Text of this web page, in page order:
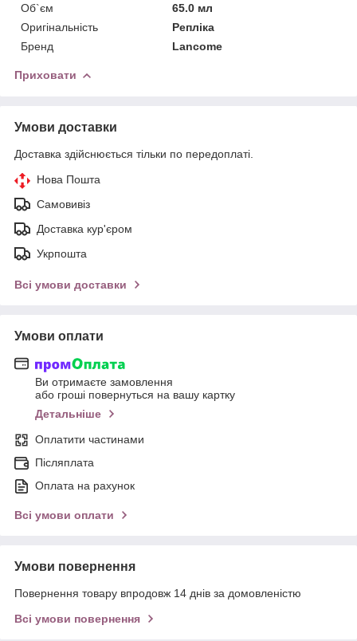
Об`єм
65.0 мл
Оригінальність
Репліка
Бренд
Lancome
Приховати
Умови доставки
Доставка здійснюється тільки по передоплаті.
Нова Пошта
Самовивіз
Доставка кур'єром
Укрпошта
Всі умови доставки
Умови оплати
Ви отримаєте замовлення
або гроші повернуться на вашу картку
Детальніше
Оплатити частинами
Післяплата
Оплата на рахунок
Всі умови оплати
Умови повернення
Повернення товару впродовж 14 днів за домовленістю
Всі умови повернення